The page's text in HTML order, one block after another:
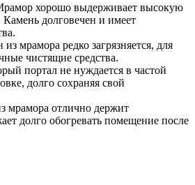
хорошо выдерживает высокую
долговечен и имеет
мрамора редко загрязняется, для
чистящие средства.
портал не нуждается в частой
долго сохраняя свой
мрамора отлично держит
долго обогревать помещение после